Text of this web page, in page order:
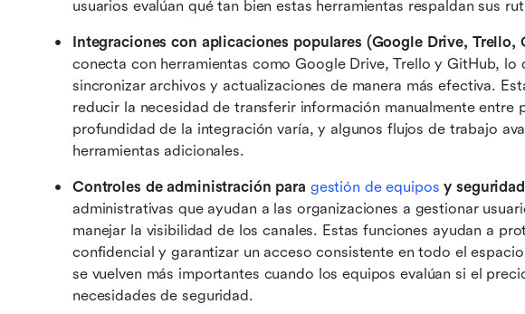
usuarios evalúan qué tan bien estas herramientas respaldan sus
Integraciones con aplicaciones populares (Google Drive, Trello,
conecta con herramientas como Google Drive, Trello y GitHub, lo
sincronizar archivos y actualizaciones de manera más efectiva.
reducir la necesidad de transferir información manualmente entre
profundidad de la integración varía, y algunos flujos de trabajo
herramientas adicionales.
Controles de administración para gestión de equipos y seguridad
administrativas que ayudan a las organizaciones a gestionar
manejar la visibilidad de los canales. Estas funciones ayudan a
confidencial y garantizar un acceso consistente en todo el
se vuelven más importantes cuando los equipos evalúan si el
necesidades de seguridad.